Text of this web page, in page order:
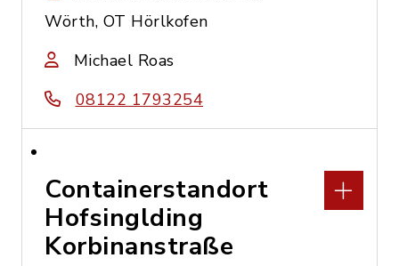
Wörth, OT Hörlkofen
Michael Roas
08122 1793254
Containerstandort
Hofsinglding
Korbinanstraße